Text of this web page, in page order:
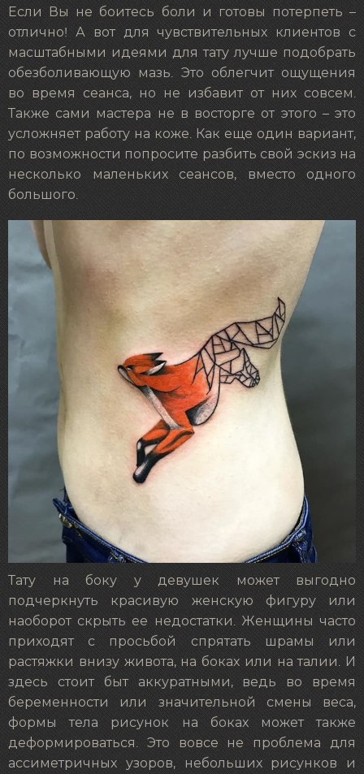
Если Вы не боитесь боли и готовы потерпеть –
отлично! А вот для чувствительных клиентов с
масштабными идеями для тату лучше подобрать
обезболивающую мазь. Это облегчит ощущения
во время сеанса, но не избавит от них совсем.
Также сами мастера не в восторге от этого – это
усложняет работу на коже. Как еще один вариант,
по возможности попросите разбить свой эскиз на
несколько маленьких сеансов, вместо одного
большого.
Тату на боку у девушек может выгодно
подчеркнуть красивую женскую фигуру или
наоборот скрыть ее недостатки. Женщины часто
приходят с просьбой спрятать шрамы или
растяжки внизу живота, на боках или на талии. И
здесь стоит быт аккуратными, ведь во время
беременности или значительной смены веса,
формы тела рисунок на боках может также
деформироваться. Это вовсе не проблема для
ассиметричных узоров, небольших рисунков и